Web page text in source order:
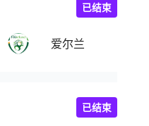
爱尔兰
已结束
已结束